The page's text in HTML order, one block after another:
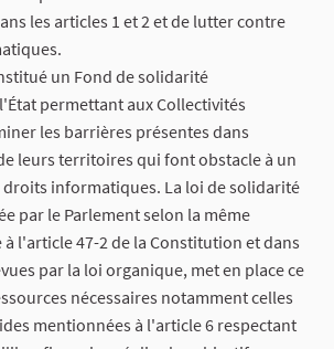
les articles 1 et 2 et de lutter contre
un Fond de solidarité
permettant aux Collectivités
les barrières présentes dans
leurs territoires qui font obstacle à un
droits informatiques. La loi de solidarité
par le Parlement selon la même
l'article 47-2 de la Constitution et dans
par la loi organique, met en place ce
nécessaires notamment celles
mentionnées à l'article 6 respectant